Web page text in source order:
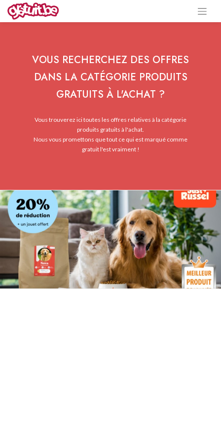
VOUS RECHERCHEZ DES OFFRES
DANS LA CATÉGORIE PRODUITS
GRATUITS À L'ACHAT ?
Vous trouverez ici toutes les offres relatives à la catégorie
produits gratuits à l'achat.
Nous vous promettons que tout ce qui est marqué comme
gratuit l'est vraiment !